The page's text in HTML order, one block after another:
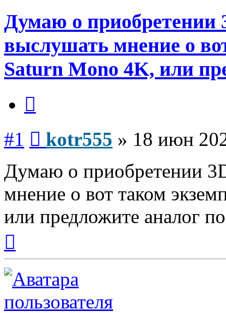
Думаю о приобретении
выслушать мнение о
Saturn Mono 4K, или
#1 kotr555 » 18 июн
Думаю о приобретении
мнение о вот таком
или предложите аналог
началу